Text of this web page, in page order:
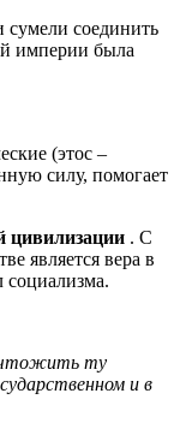
сумели соединить
империи была
(этос –
силу, помогает
цивилизации . С
является вера в
социализма.
ту
и в